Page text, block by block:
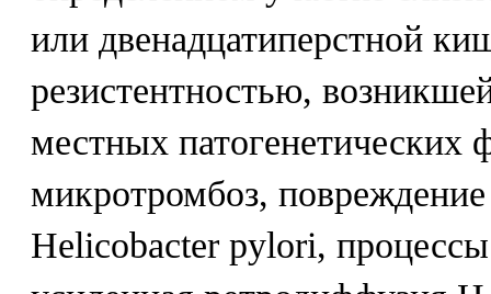
или двенадцатиперстной
резистентностью,
местных патогенетических
микротромбоз,
Helicobacter pylori,